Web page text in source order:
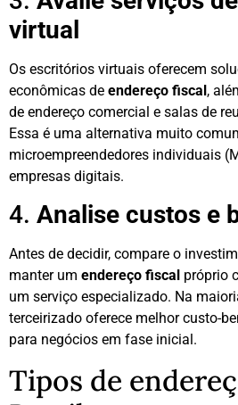
virtual
Os escritórios virtuais oferecem
econômicas de endereço fiscal,
de endereço comercial e salas de
Essa é uma alternativa muito
microempreendedores individuais
empresas digitais.
4. Analise custos e
Antes de decidir, compare o
manter um endereço fiscal próprio
um serviço especializado. Na
terceirizado oferece melhor custo-
para negócios em fase inicial.
Tipos de